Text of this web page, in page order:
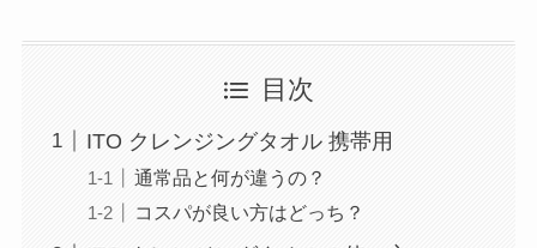
目次
ITO クレンジングタオル 携帯用
通常品と何が違うの？
コスパが良い方はどっち？